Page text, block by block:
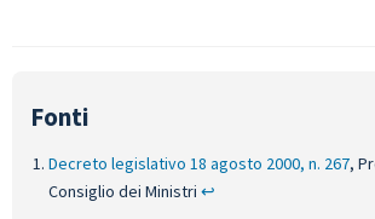
Decreto legislativo 18 agosto 2000, n. 267,
Consiglio dei Ministri ↩︎